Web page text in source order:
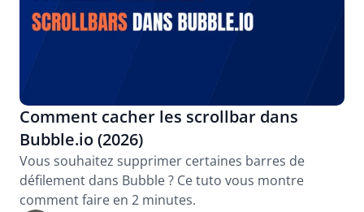
Comment cacher les scrollbar dans
Bubble.io (2026)
Vous souhaitez supprimer certaines barres de
défilement dans Bubble ? Ce tuto vous montre
comment faire en 2 minutes.